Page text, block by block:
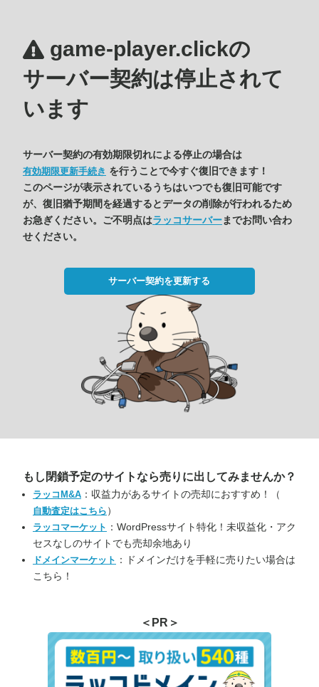
game-player.clickの
サーバー契約は停止されて
います
サーバー契約の有効期限切れによる停止の場合は
有効期限更新手続き を行うことで今すぐ復旧できます！
このページが表示されているうちはいつでも復旧可能です
が、復旧猶予期間を経過するとデータの削除が行われるため
お急ぎください。ご不明点はラッコサーバーまでお問い合わ
せください。
サーバー契約を更新する
もし閉鎖予定のサイトなら売りに出してみませんか？
ラッコM&A ：収益力があるサイトの売却におすすめ！（
自動査定はこちら ）
ラッコマーケット ：WordPressサイト特化！未収益化・アク
セスなしのサイトでも売却余地あり
ドメインマーケット ：ドメインだけを手軽に売りたい場合は
こちら！
＜PR＞